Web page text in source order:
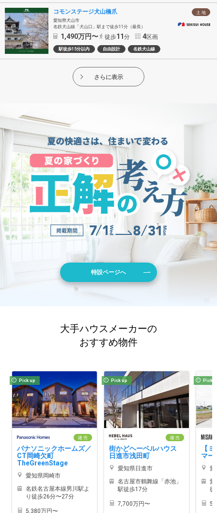
土 地
コモンステージ犬山橋爪
愛知県犬山市
名鉄犬山線「犬山口」駅まで徒歩11分（最長）
1,490万円〜 徒歩11 分 4区画
駅徒歩15分以内 自由設計 名鉄犬山線
さらに表示
特設ページへ
大手ハウスメーカーの
おすすめ物件
Pick up
建 売
パナソニックホームズ／
CT岡崎欠町
TheGreenStage
愛知県岡崎市
名鉄名古屋本線男川駅よ
り徒歩26分〜27分
5,380万円〜
Pick up
建 売
街かどヘーベルハウス
日進市浅田町
愛知県日進市
名古屋市鶴舞線「赤池」
駅徒歩17分
7,700万円〜
Pick
【
マー
愛
愛
徒